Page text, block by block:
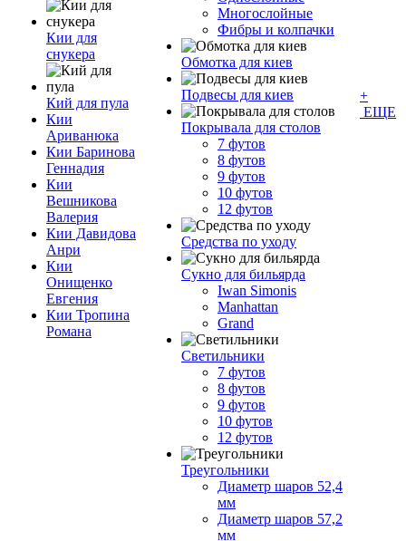
Кии для
снукера
Кий для пула
Кии
Ариванюка
Кии Баринова
Геннадия
Кии
Вешникова
Валерия
Кии Давидова
Анри
Кии
Онищенко
Евгения
Кии Тропина
Романа
Многослойные
Фибры и колпачки
Обмотка для киев
Подвесы для киев
Покрывала для столов
7 футов
8 футов
9 футов
10 футов
12 футов
Средства по уходу
Сукно для бильярда
Iwan Simonis
Manhattan
Grand
Светильники
7 футов
8 футов
9 футов
10 футов
12 футов
Треугольники
Диаметр шаров 52,4
мм
Диаметр шаров 57,2
мм
+
ЕЩЕ